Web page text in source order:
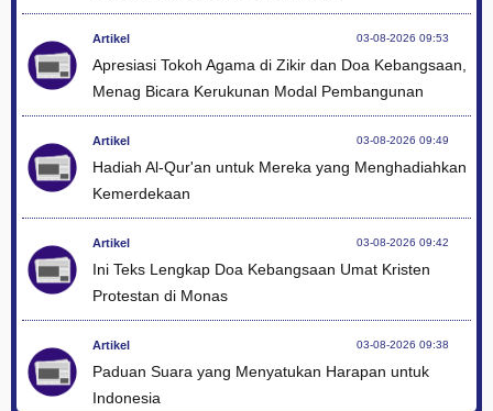
Artikel 03-08-2026 09:53
Apresiasi Tokoh Agama di Zikir dan Doa Kebangsaan,
Menag Bicara Kerukunan Modal Pembangunan
Artikel 03-08-2026 09:49
Hadiah Al-Qur'an untuk Mereka yang Menghadiahkan
Kemerdekaan
Artikel 03-08-2026 09:42
Ini Teks Lengkap Doa Kebangsaan Umat Kristen
Protestan di Monas
Artikel 03-08-2026 09:38
Paduan Suara yang Menyatukan Harapan untuk
Indonesia